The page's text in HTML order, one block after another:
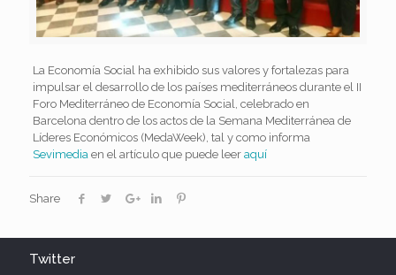
La Economía Social ha exhibido sus valores y fortalezas para
impulsar el desarrollo de los países mediterráneos durante el II
Foro Mediterráneo de Economía Social, celebrado en
Barcelona dentro de los actos de la Semana Mediterránea de
Líderes Económicos (MedaWeek), tal y como informa
Sevimedia en el artículo que puede leer aquí
Share
Twitter